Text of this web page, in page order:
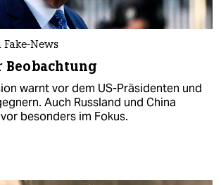
News
warnt vor dem US-Präsidenten und
Auch Russland und China
besonders im Fokus.